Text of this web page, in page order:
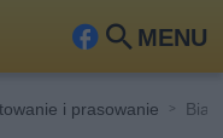
MENU
Fa
ook
Szu
i prasowanie